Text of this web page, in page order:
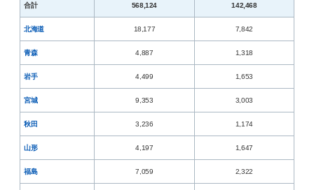
合計 568,124 142,468
北海道 18,177 7,842
青森 4,887 1,318
岩手 4,499 1,653
宮城 9,353 3,003
秋田 3,236 1,174
山形 4,197 1,647
福島 7,059 2,322